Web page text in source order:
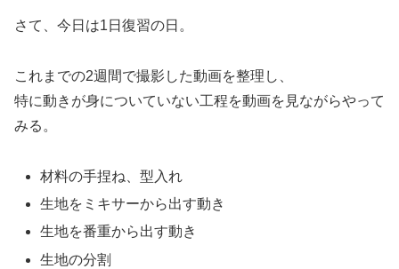
さて、今日は1日復習の日。
これまでの2週間で撮影した動画を整理し、
特に動きが身についていない工程を動画を見ながらやって
みる。
材料の手捏ね、型入れ
生地をミキサーから出す動き
生地を番重から出す動き
生地の分割